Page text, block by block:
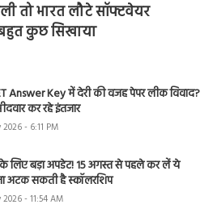
तो भारत लौटे सॉफ्टवेयर
कुछ सिखाया
Answer Key में देरी की वजह पेपर लीक विवाद?
कर रहे इंतजार
- 6:11 PM
के लिए बड़ा अपडेट! 15 अगस्त से पहले कर लें ये
अटक सकती है स्कॉलरशिप
- 11:54 AM